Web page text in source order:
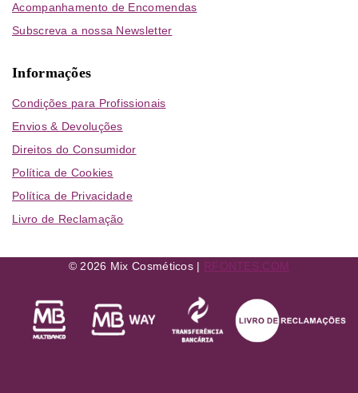
Acompanhamento de Encomendas
Subscreva a nossa Newsletter
Informações
Condições para Profissionais
Envios & Devoluções
Direitos do Consumidor
Política de Cookies
Política de Privacidade
Livro de Reclamação
© 2026 Mix Cosméticos | RFONTES.COM